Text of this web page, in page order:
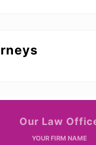
Our Law
YOUR FIRM NAME